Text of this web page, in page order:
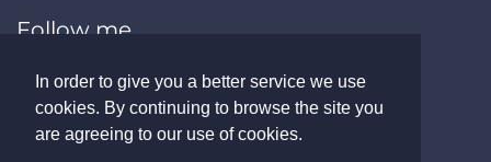
In order to give you a better service we use
cookies. By continuing to browse the site you
are agreeing to our use of cookies.
Follow me
LINKEDIN XING